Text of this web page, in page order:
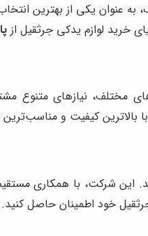
به عنوان یکی از بهترین
خرید لوازم یدکی جرثقیل از
مختلف، نیازهای متنوع
با بالاترین کیفیت و
شرکت، با همکاری
خود اطمینان حاصل کنید.